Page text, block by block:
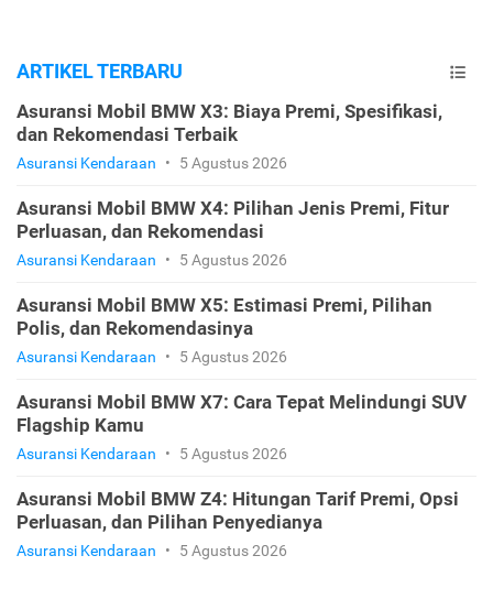
ARTIKEL TERBARU
Asuransi Mobil BMW X3: Biaya Premi, Spesifikasi,
dan Rekomendasi Terbaik
Asuransi Kendaraan • 5 Agustus 2026
Asuransi Mobil BMW X4: Pilihan Jenis Premi, Fitur
Perluasan, dan Rekomendasi
Asuransi Kendaraan • 5 Agustus 2026
Asuransi Mobil BMW X5: Estimasi Premi, Pilihan
Polis, dan Rekomendasinya
Asuransi Kendaraan • 5 Agustus 2026
Asuransi Mobil BMW X7: Cara Tepat Melindungi SUV
Flagship Kamu
Asuransi Kendaraan • 5 Agustus 2026
Asuransi Mobil BMW Z4: Hitungan Tarif Premi, Opsi
Perluasan, dan Pilihan Penyedianya
Asuransi Kendaraan • 5 Agustus 2026